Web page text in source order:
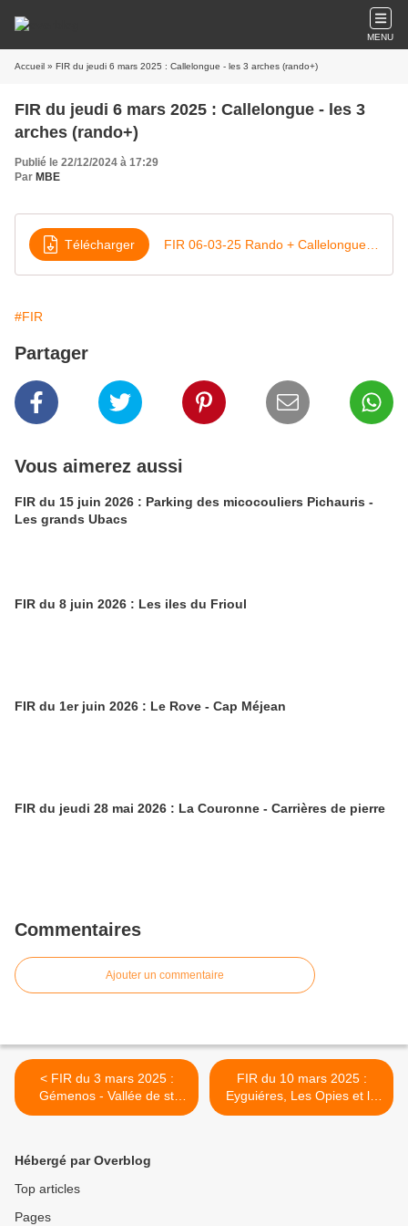
MENU
Accueil » FIR du jeudi 6 mars 2025 : Callelongue - les 3 arches (rando+)
FIR du jeudi 6 mars 2025 : Callelongue - les 3
arches (rando+)
Publié le 22/12/2024 à 17:29
Par MBE
Télécharger
#FIR
Partager
Vous aimerez aussi
FIR du 15 juin 2026 : Parking des micocouliers Pichauris -
Les grands Ubacs
FIR du 8 juin 2026 : Les iles du Frioul
FIR du 1er juin 2026 : Le Rove - Cap Méjean
FIR du jeudi 28 mai 2026 : La Couronne - Carrières de pierre
Commentaires
Ajouter un commentaire
< FIR du 3 mars 2025 :
Gémenos - Vallée de st
Pons, ancienne glacière
FIR du 10 mars 2025 :
Eyguiéres, Les Opies et le
Mont Menu >
Hébergé par Overblog
Top articles
Pages